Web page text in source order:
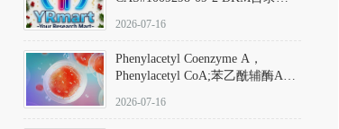
激酶抑制剂的深度剖析
2026-07-16
Phenylacetyl Coenzyme A，
Phenylacetyl CoA;苯乙酰辅酶A
2026-07-16